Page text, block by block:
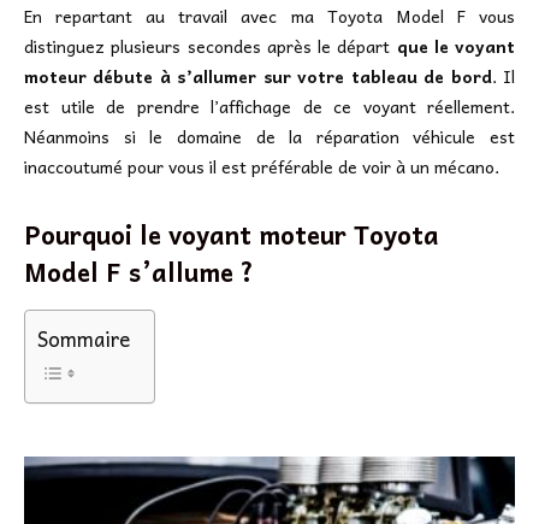
En repartant au travail avec ma Toyota Model F vous
distinguez plusieurs secondes après le départ que le voyant
moteur débute à s’allumer sur votre tableau de bord. Il
est utile de prendre l’affichage de ce voyant réellement.
Néanmoins si le domaine de la réparation véhicule est
inaccoutumé pour vous il est préférable de voir à un mécano.
Pourquoi le voyant moteur Toyota
Model F s’allume ?
Sommaire